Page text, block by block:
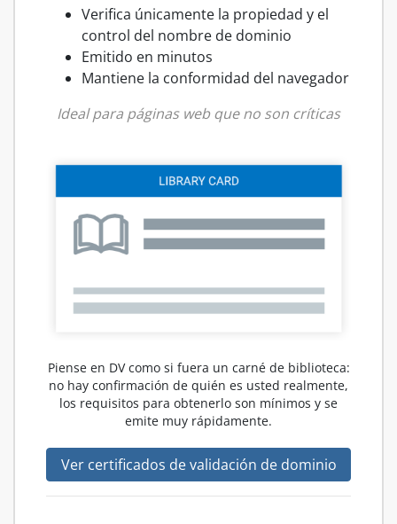
Verifica únicamente la propiedad y el
control del nombre de dominio
Emitido en minutos
Mantiene la conformidad del navegador
Ideal para páginas web que no son críticas
Piense en DV como si fuera un carné de biblioteca:
no hay confirmación de quién es usted realmente,
los requisitos para obtenerlo son mínimos y se
emite muy rápidamente.
Ver certificados de validación de dominio